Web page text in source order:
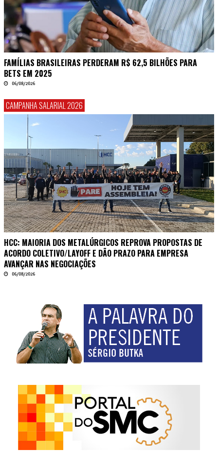
FAMÍLIAS BRASILEIRAS PERDERAM R$ 62,5 BILHÕES PARA
BETS EM 2025
06/08/2026
CAMPANHA SALARIAL 2026
HCC: MAIORIA DOS METALÚRGICOS REPROVA PROPOSTAS DE
ACORDO COLETIVO/LAYOFF E DÃO PRAZO PARA EMPRESA
AVANÇAR NAS NEGOCIAÇÕES
06/08/2026